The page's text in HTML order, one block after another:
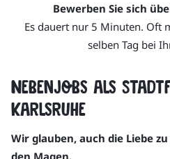
Bewerben Sie sich
Es dauert nur 5 Minuten. Oft
selben Tag bei
Nebenjobs als
Karlsruhe
Wir glauben, auch die Liebe
den Magen.